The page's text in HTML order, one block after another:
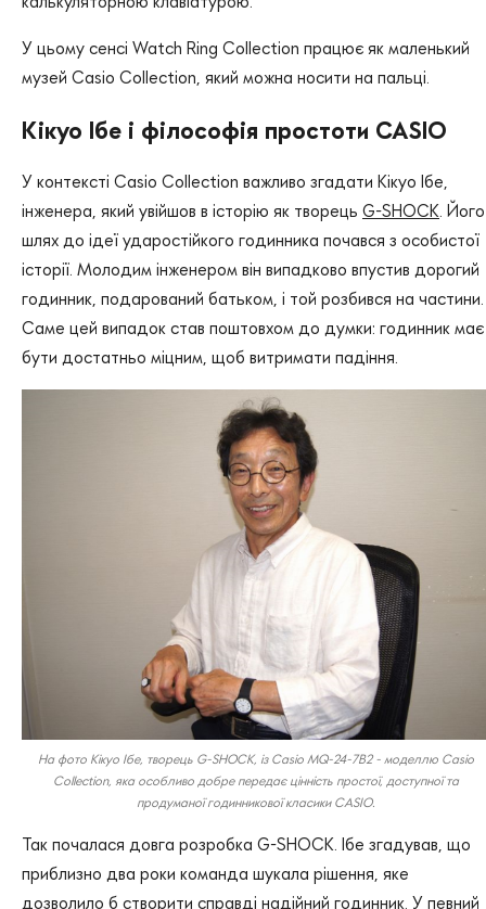
У цьому сенсі Watch Ring Collection працює як маленький
музей Casio Collection, який можна носити на пальці.
Кікуо Ібе і філософія простоти CASIO
У контексті Casio Collection важливо згадати Кікуо Ібе,
інженера, який увійшов в історію як творець G-SHOCK . Його
шлях до ідеї ударостійкого годинника почався з особистої
історії. Молодим інженером він випадково впустив дорогий
годинник, подарований батьком, і той розбився на частини.
Саме цей випадок став поштовхом до думки: годинник має
бути достатньо міцним, щоб витримати падіння.
На фото Кікуо Ібе, творець G-SHOCK, із Casio MQ-24-7B2 - моделлю Casio
Collection, яка особливо добре передає цінність простої, доступної та
продуманої годинникової класики CASIO.
Так почалася довга розробка G-SHOCK. Ібе згадував, що
приблизно два роки команда шукала рішення, яке
дозволило б створити справді надійний годинник. У певний